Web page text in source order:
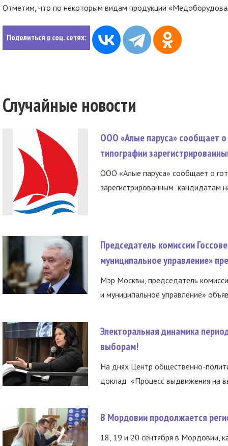
Отметим, что по некоторым видам продукции
Поделиться в соц. сетях:
Случайные новости
ООО «Алые паруса» сообщает о
типографии
ООО «Алые паруса» сообщает о
зарегистрированным кандидатам
Председатель комиссии
муниципальное управление»
Мэр Москвы, председатель
и муниципальное управление»
Электоральная динамика
выборам!
На днях Центр общественно-
доклад «Процесс выдвижения на
В Мордовии продолжается
18, 19 и 20 сентября в Мордовии,